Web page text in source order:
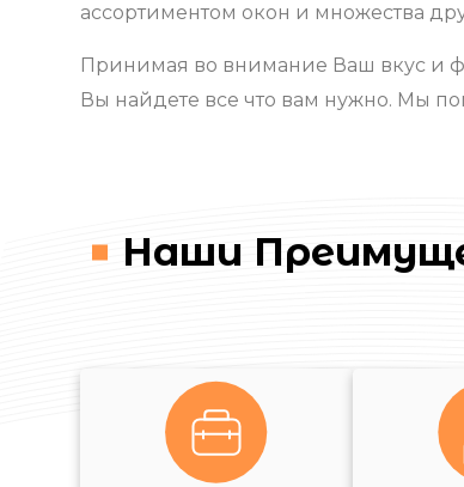
ассортиментом окон и множества
Принимая во внимание Ваш вкус и
Вы найдете все что вам нужно. Мы
Наши